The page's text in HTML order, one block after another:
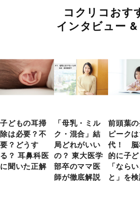
コクリコおす
インタビュー
子どもの耳掃
除は必要？不
要？どうす
る？ 耳鼻科医
に聞いた正解
「母乳・ミル
ク・混合」結
局どれがいい
の？ 東大医学
部卒のママ医
師が徹底解説
前頭葉
ピーク
代！ 脳
的に子
「なら
と」を